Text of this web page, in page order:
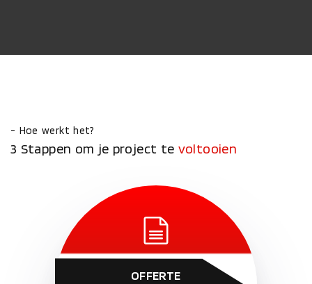
- Hoe werkt het?
3 Stappen om je project te voltooien
OFFERTE